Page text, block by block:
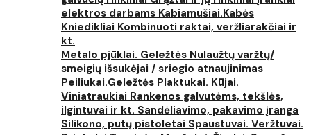
elektros darbams Kabiamušiai.Kabės
Kniedikliai Kombinuoti raktai, veržliarakčiai ir
kt.
Metalo pjūklai. Geležtės Nulaužtų varžtų/
smeigių išsukėjai / sriegio atnaujinimas
Peiliukai.Geležtės Plaktukai. Kūjai.
Viniatraukiai Rankenos galvutėms, tekšlės,
ilgintuvai ir kt. Sandėliavimo, pakavimo įranga
Silikono, putų pistoletai Spaustuvai. Veržtuvai.